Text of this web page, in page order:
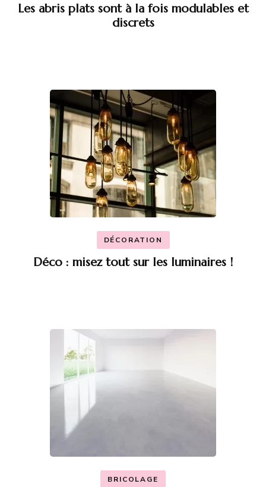
Les abris plats sont à la fois modulables et
discrets
DÉCORATION
Déco : misez tout sur les luminaires !
BRICOLAGE